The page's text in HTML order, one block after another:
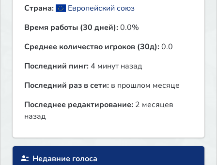
Страна:
Европейский союз
Время работы (30 дней):0.0%
Среднее количество игроков (30д):0.0
Последний пинг: 4 минут назад
Последний раз в сети: в прошлом месяце
Последнее редактирование: 2 месяцев
назад
Недавние голоса